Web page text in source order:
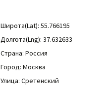
Широта(Lat): 55.766195
Долгота(Lng): 37.632633
Страна: Россия
Город: Москва
Улица: Сретенский